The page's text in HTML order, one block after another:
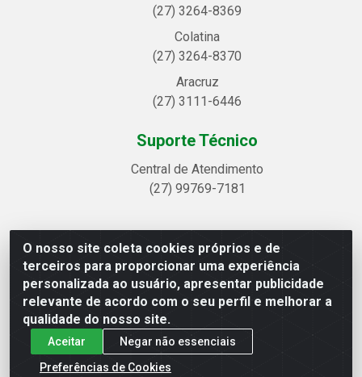
O nosso site coleta cookies próprios e de
terceiros para proporcionar uma experiência
personalizada ao usuário, apresentar publicidade
relevante de acordo com o seu perfil e melhorar a
qualidade do nosso site.
Aceitar
Negar não essenciais
Preferências de Cookies
(27) 3264-8369
Colatina
(27) 3264-8370
Aracruz
(27) 3111-6446
Suporte Técnico
Central de Atendimento
(27) 99769-7181
Linhavix Distribuidora LTDA - Avenida Alegre, 2521 -
Quadra314 Lote 05 e 07 - Shell, Linhares/ES - CEP
29.901-605 - CNPJ 20.857.514/0001-75